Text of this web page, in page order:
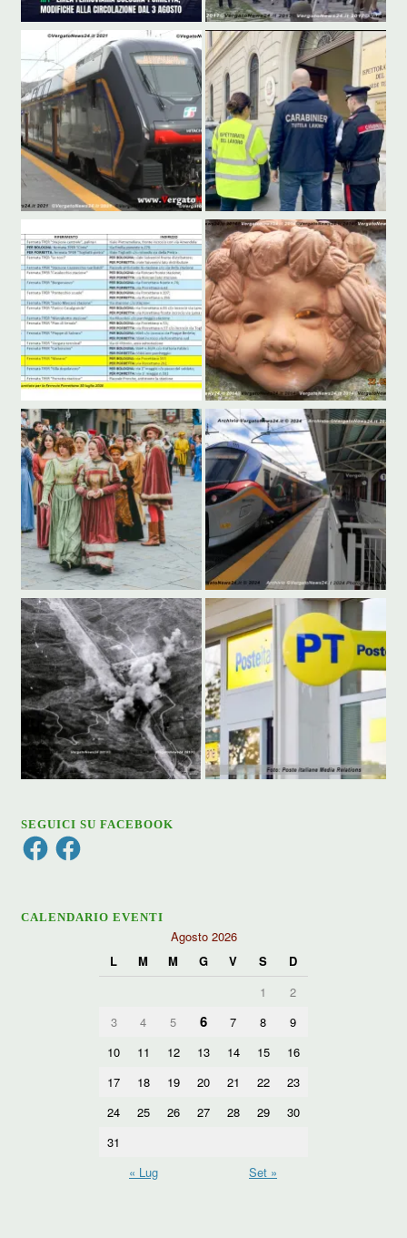
SEGUICI SU FACEBOOK
FacebookFacebook
CALENDARIO EVENTI
Agosto 2026
L
M M G V S
D
1
2
3
4 5 6 7 8
9
10
11 12 13 14 15
16
17
18 19 20 21 22
23
24
25 26 27 28 29
30
31
« Lug
Set »